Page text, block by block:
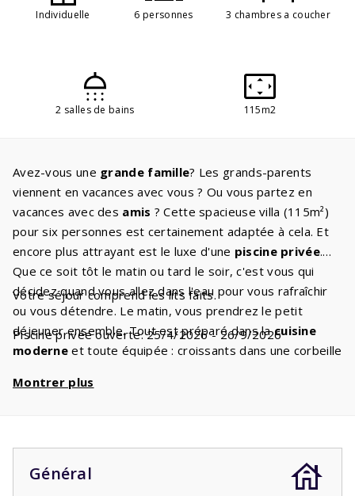
Individuelle 6 personnes 3 chambres a coucher
2 salles de bains 115m2
Avez-vous une grande famille? Les grands-parents
viennent en vacances avec vous ? Ou vous partez en
vacances avec des amis ? Cette spacieuse villa (115m²)
pour six personnes est certainement adaptée à cela. Et
encore plus attrayant est le luxe d'une piscine privée.
Que ce soit tôt le matin ou tard le soir, c'est vous qui
décidez quand vous allez dans l'eau pour vous rafraîchir
ou vous détendre. Le matin, vous prendrez le petit
déjeuner ensemble. Tout est préparé dans lacuisine
moderne et toute équipée : croissants dans une corbeille
spacieux dispose d'un
longues au bord de la piscine. Le soir, des lits
confortables avec
vous attendent
pour une bonne nuit de sommeil. Il y en a deux dans
Votre séjour comprend les lits faits.
Piscine privée ouverte: 25/4/2026 - 26/9/2026
Montrer plus
Général